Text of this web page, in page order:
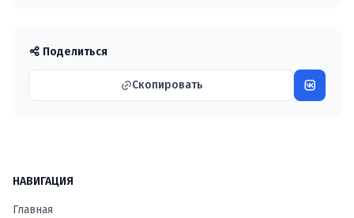
Поделиться
Скопировать
НАВИГАЦИЯ
Главная